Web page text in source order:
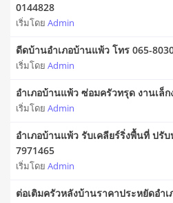
0144828
เริ่มโดย Admin
ดีดบ้านอำเภอบ้านแพ้ว โทร 065-
เริ่มโดย Admin
อำเภอบ้านแพ้ว ซ่อมครัวทรุด งานเล็
เริ่มโดย Admin
อำเภอบ้านแพ้ว รับเคลียร์ริ่งพื้นที่ ปรั
7971465
เริ่มโดย Admin
ต่อเติมครัวหลังบ้านราคาประหยัดอำ